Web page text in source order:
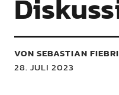
VON SEBASTIAN
28. JULI 2023